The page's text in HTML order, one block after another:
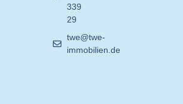
339
29
twe@twe-
immobilien.de